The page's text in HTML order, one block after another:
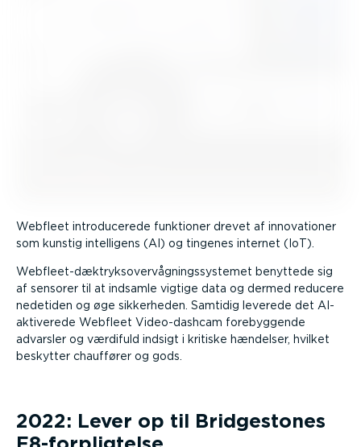
Webfleet intro­du­cerede funktioner drevet af innova­tioner
som kunstig intelligens (AI) og tingenes internet (IoT).
Webfle­et-­dæk­tryks­over­våg­nings­sy­stemet benyttede sig
af sensorer til at indsamle vigtige data og dermed reducere
nedetiden og øge sikkerheden. Samtidig leverede det AI-
ak­ti­verede Webfleet Video-­dashcam forebyg­gende
advarsler og værdifuld indsigt i kritiske hændelser, hvilket
beskytter chauffører og gods.
2022: Lever op til Bridge­stones